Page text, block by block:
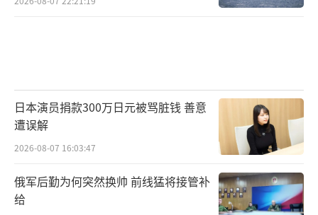
达、通信、光学传感器、推进系统——几乎所有
美军若想完全摆脱对中国稀土的依赖，面
临的不仅是成本高昂的问题，更有产业链完整
性和技术成熟度的挑战。一旦无法实现大批量
稳定供货，即便F-47原型机在试验中表现优
异，也难以真正推向部队列装，成为改变空中
战力格局的核心装备。
日本演员捐款300万日元被骂脏钱 善意
遭误解
2026-08-07 16:03:47
俄军后勤为何突然换帅 前线猛将接管补
给